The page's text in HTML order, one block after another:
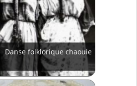
Danse folklorique chaouie